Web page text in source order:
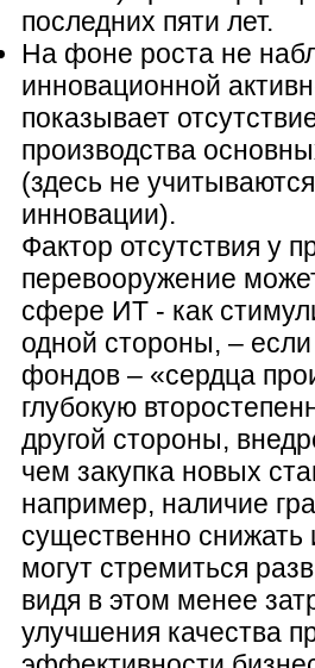
последних пяти лет.
На фоне роста не
инновационной
показывает
производства
(здесь не
инновации).
Фактор отсутствия у
перевооружение
сфере ИТ - как
одной стороны, –
фондов – «сердца
глубокую
другой стороны,
чем закупка новых
например, наличие
существенно снижать
могут стремиться
видя в этом менее
улучшения качества